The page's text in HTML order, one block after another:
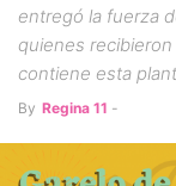
entregó la fuerza
quienes
contiene esta
By Regina 11 -